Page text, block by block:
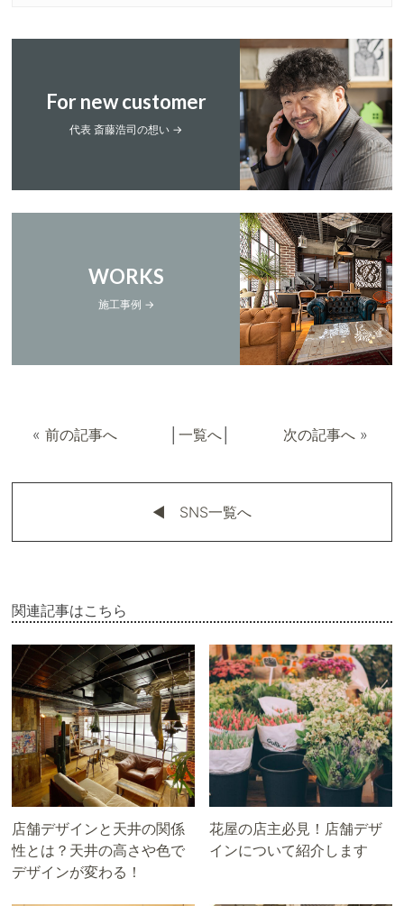
For new customer
代表 斎藤浩司の想い →
WORKS
施工事例 →
« 前の記事へ 一覧へ│ 次の記事へ»
◀︎ SNS一覧へ
関連記事はこちら
店舗デザインと天井の関係
性とは？天井の高さや色で
デザインが変わる！
花屋の店主必見！店舗デザ
インについて紹介します